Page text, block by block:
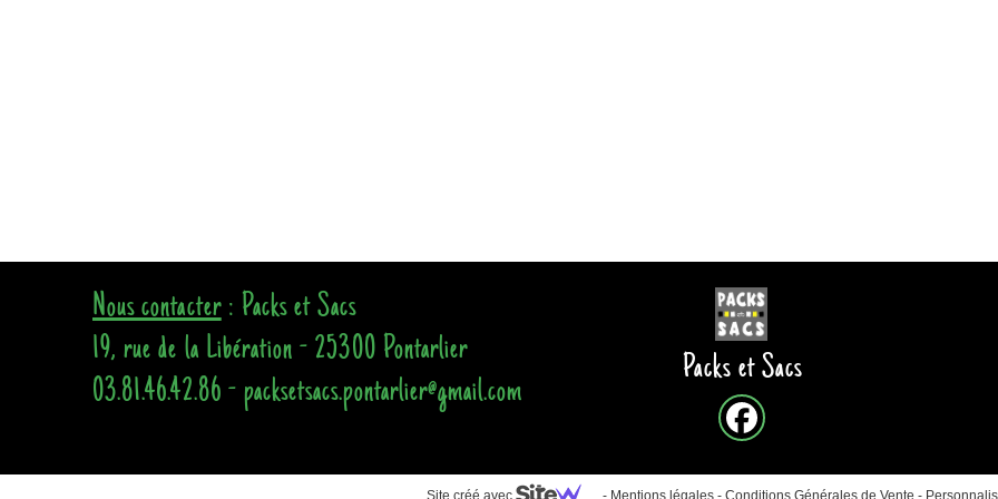
Packs et Sacs
Nous contacter: Packs et Sacs
19, rue de la Libération - 25300 Pontarlier
03.81.46.42.86 - packsetsacs.pontarlier@gmail.com
Site créé avec - Mentions légales - Conditions Générales de Vente -